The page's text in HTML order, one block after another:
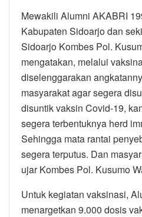
Mewakili Alumni AKABRI
Kabupaten Sidoarjo dan
Sidoarjo Kombes Pol.
mengatakan, melalui
diselenggarakan
masyarakat agar segera
disuntik vaksin Covid-19,
segera terbentuknya herd
Sehingga mata rantai
segera terputus. Dan
ujar Kombes Pol. Kusumo
Untuk kegiatan vaksinasi,
menargetkan 9.000 dosis